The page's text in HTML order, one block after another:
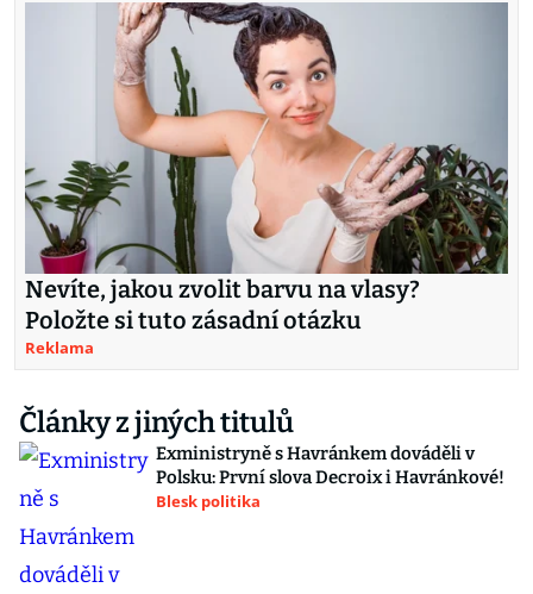
Nevíte, jakou zvolit barvu na vlasy?
Položte si tuto zásadní otázku
Reklama
Články z jiných titulů
Exministryně s Havránkem dováděli v
Polsku: První slova Decroix i Havránkové!
Blesk politika